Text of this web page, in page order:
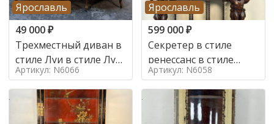
Ярославль
49 000₽
Трехместный диван в
стиле Луи в стиле Луи
16,
Артикул: N6066
Ярославль
599 000₽
Секретер в стиле
ренессанс в стиле
ренессанс, 19 век
Артикул: N6058